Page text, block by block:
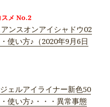
スメ No.2
ンスオンアイシャドウ02
使い方♪（2020年9月6日
ェルアイライナー新色50
使い方♪・・・異常事態